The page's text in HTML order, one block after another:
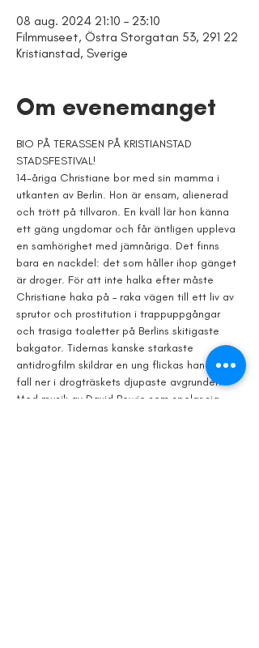
08 aug. 2024 21:10 – 23:10
Filmmuseet, Östra Storgatan 53, 291 22
Kristianstad, Sverige
Om evenemanget
BIO PÅ TERASSEN PÅ KRISTIANSTAD
STADSFESTIVAL!
14-åriga Christiane bor med sin mamma i
utkanten av Berlin. Hon är ensam, alienerad
och trött på tillvaron. En kväll lär hon känna
ett gäng ungdomar och får äntligen uppleva
en samhörighet med jämnåriga. Det finns
bara en nackdel: det som håller ihop gänget
är droger. För att inte halka efter måste
Christiane haka på – raka vägen till ett liv av
sprutor och prostitution i trappuppgångar
och trasiga toaletter på Berlins skitigaste
bakgator. Tidernas kanske starkaste
antidrogfilm skildrar en ung flickas handlösa
fall ner i drogträskets djupaste avgrunder.
Med musik av David Bowie som spelar sig